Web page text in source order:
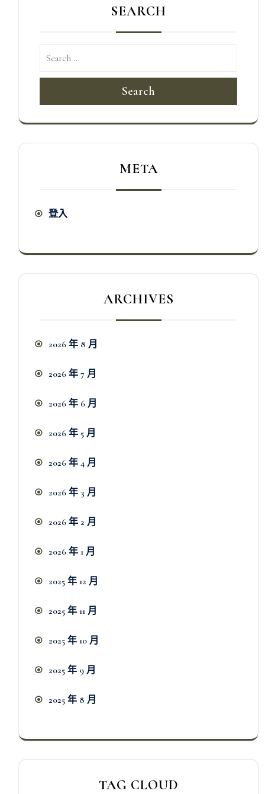
SEARCH
Search
META
登入
ARCHIVES
2026 年 8 月
2026 年 7 月
2026 年 6 月
2026 年 5 月
2026 年 4 月
2026 年 3 月
2026 年 2 月
2026 年 1 月
2025 年 12 月
2025 年 11 月
2025 年 10 月
2025 年 9 月
2025 年 8 月
TAG CLOUD